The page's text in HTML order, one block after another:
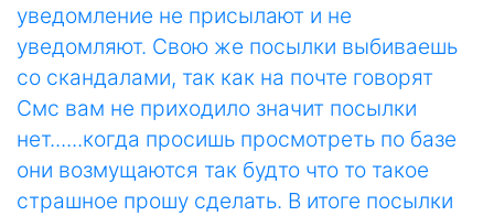
уведомление не присылают и не
уведомляют. Свою же посылки выбиваешь
со скандалами, так как на почте говорят
Смс вам не приходило значит посылки
нет......когда просишь просмотреть по базе
они возмущаются так будто что то такое
страшное прошу сделать. В итоге посылки